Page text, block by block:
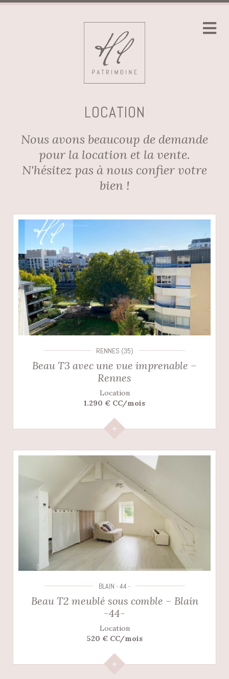
LOCATION
Nous avons beaucoup de demande
pour la location et la vente.
N'hésitez pas à nous confier votre
bien !
RENNES (35)
Beau T3 avec une vue imprenable –
Rennes
Location
1.290 € CC/mois
BLAIN - 44 -
Beau T2 meublé sous comble – Blain
-44-
Location
520 € CC/mois